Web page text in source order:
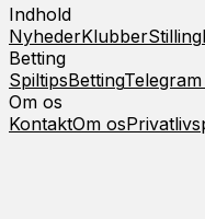
Indhold
NyhederKlubberStilling
Betting
SpiltipsBetting
Om os
KontaktOm os